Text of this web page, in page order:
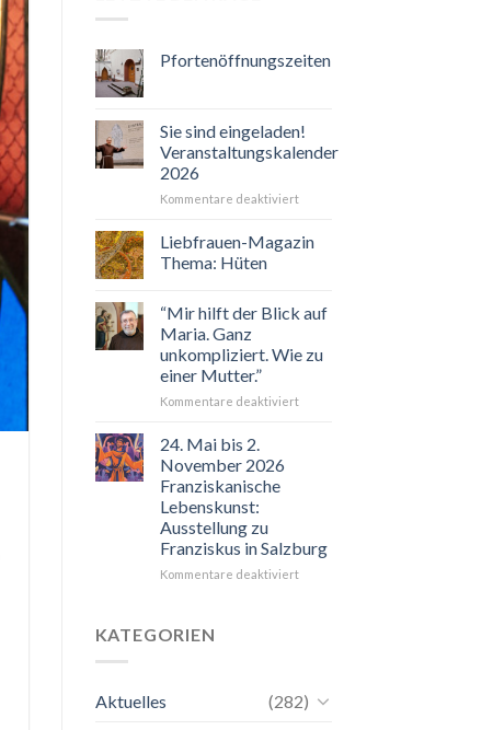
Pfortenöffnungszeiten
Sie sind eingeladen!
Veranstaltungskalender
2026
Kommentare deaktiviertfür
sind
Liebfrauen-Magazin
Thema: Hüten
“Mir hilft der Blick auf
Maria. Ganz
unkompliziert. Wie zu
einer Mutter.”
Kommentare deaktiviertfür
unkompliziert.
24. Mai bis 2.
November 2026
Franziskanische
Lebenskunst:
Ausstellung zu
Franziskus in Salzburg
Kommentare deaktiviertfür
Franziskanische
KATEGORIEN
Aktuelles
(282)